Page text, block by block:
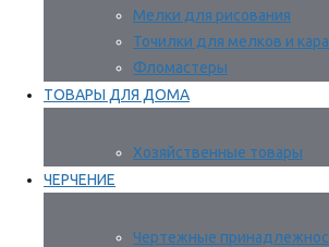
Мелки для рисования
Точилки для мелков и
Фломастеры
ТОВАРЫ ДЛЯ ДОМА
Хозяйственные товары
ЧЕРЧЕНИЕ
Чертежные